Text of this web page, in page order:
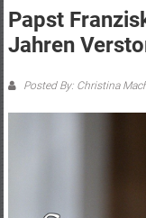
Papst
Jahren
Posted By: Christina